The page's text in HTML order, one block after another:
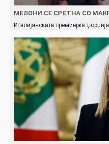
МЕЛОНИ СЕ СРЕТНА СО
Италијанската премиерка